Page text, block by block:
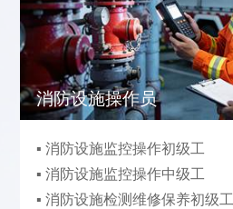
消防设施操作员
▪ 消防设施监控操作初级工
▪ 消防设施监控操作中级工
▪ 消防设施检测维修保养初级工